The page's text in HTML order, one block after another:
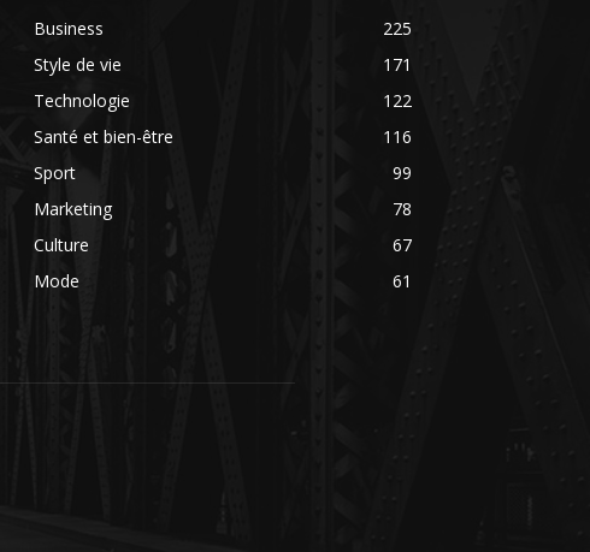
Business
225
Style de vie
171
Technologie
122
Santé et bien-être
116
Sport
99
Marketing
78
Culture
67
Mode
61